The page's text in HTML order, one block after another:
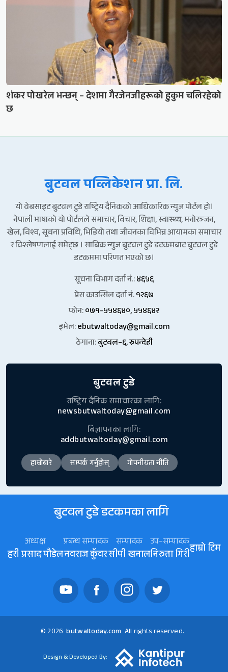
शंकर पोखरेल भन्छन् – देशमा गैरजेनजीहरूको हुकुम चलिरहेको
छ
बुटवल पव्लिकेशन प्रा. लि.
यो वेबसाइट बुटवल टुडे राष्ट्रिय दैनिकको आधिकारिक न्युज पोर्टल हो।
नेपाली भाषाको यो पोर्टलले समाचार, विचार, शिक्षा, स्वास्थ्य, मनोरञ्जन,
खेल, विश्व, सूचना प्रविधि, भिडियो तथा जीवनका विभिन्न आयामका समाचार
र विश्लेषणलाई समेट्छ । साबिक न्युज बुटवल टुडे डटकमबाट बुटवल टुडे
डटकममा परिणत भएको छ।
सूचना विभाग दर्ता नं.:४६५६
प्रेस काउन्सिल दर्ता नं.१२६७
फोन:०७१-५५४६४०, ५५४६४२
इमेल:ebutwaltoday@gmail.com
ठेगाना:बुटवल–६, रुपन्देही
बुटवल टुडे
राष्ट्रिय दैनिक समाचारका लागि:
newsbutwaltoday@gmail.com
बिज्ञापनका लागि:
addbutwaltoday@gmail.com
हाम्रोबारे सम्पर्क गर्नुहोस् गोपनीयता नीति
बुटवल टुडे डटकमका लागि
अध्यक्ष
हरी प्रसाद पौडेल
प्रबन्ध सम्पादक
नवराज कॅुवर
सम्पादक
सीपी खनाल
उप–सम्पादक
निरुता गिरीहाम्रो टिम
© 2026 butwaltoday.com All rights reserved.
Design & Developed By: